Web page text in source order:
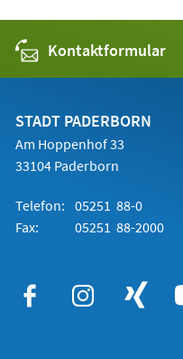
Kontaktformular
STADT PADERBORN
Am Hoppenhof 33
33104 Paderborn
Telefon: 05251 88-0
Fax:
05251 88-2000